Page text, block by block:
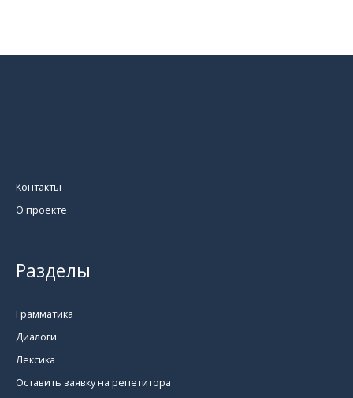
Контакты
О проекте
Разделы
Грамматика
Диалоги
Лексика
Оставить заявку на репетитора